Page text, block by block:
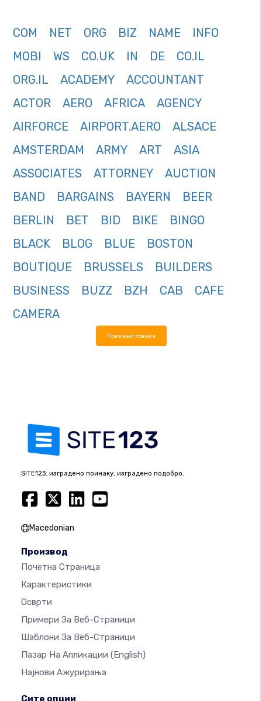
COM NET ORG BIZ NAME
INFO
MOBI
WS CO.UK IN DE
CO.IL
ORG.IL
ACADEMY
ACCOUNTANT
ACTOR
AERO AFRICA
AGENCY
AIRFORCE
AIRPORT.AERO
ALSACE
AMSTERDAM
ARMY ART
ASIA
ASSOCIATES
ATTORNEY
AUCTION
BAND
BARGAINS BAYERN
BEER
BERLIN
BET BID BIKE
BINGO
BLACK
BLOG BLUE
BOSTON
BOUTIQUE
BRUSSELS
BUILDERS
BUSINESS
BUZZ BZH CAB
CAFE
CAMERA
Прикажи повеќе
SITE123: изградено поинаку, изградено подобро.
Macedonian
Производ
Почетна Страница
Карактеристики
Осврти
Примери За Веб-Страници
Шаблони За Веб-Страници
Пазар На Апликации (English)
Најнови Ажурирања
Сите опции